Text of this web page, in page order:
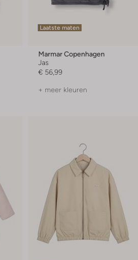
Laatste maten
Marmar Copenhagen
Jas
€ 56,99
+ meer kleuren